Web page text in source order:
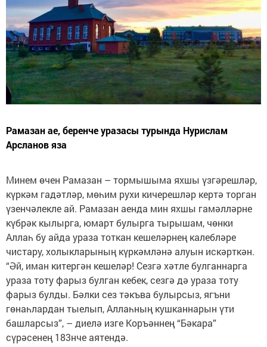
Рамазан ае, беренче уразасы турында Нурислам
Арсланов яза
Минем өчен Рамазан – тормышыма яхшы үзгәрешләр,
күркәм гадәтләр, мөһим рухи кичерешләр кертә торган
үзенчәлекле ай. Рамазан аенда мин яхшы гамәлләрне
күбрәк кылырга, юмарт булырга тырышам, чөнки
Аллаһ бу айда ураза тоткан кешеләрнең калебләре
чистару, холыкларының күркәмләнә алуын искәрткән.
“Әй, иман китергән кешеләр! Сезгә хәтле булганнарга
ураза тоту фарыз булган кебек, сезгә дә ураза тоту
фарыз булды. Бәлки сез тәкъва булырсыз, ягъни
гөнаһлардан тыелып, Аллаһның кушканнарын үти
башларсыз”, – диелә изге Коръәннең “Бәкара”
сүрәсенең 183нче аятендә.